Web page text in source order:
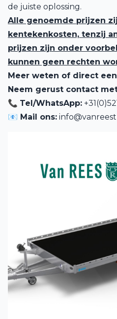
de juiste oplossing.
Alle genoemde prijzen
kentekenkosten, tenzij
prijzen zijn onder
kunnen geen rechten
Meer weten of direct
Neem gerust contact
📞 Tel/WhatsApp:
📧 Mail ons: